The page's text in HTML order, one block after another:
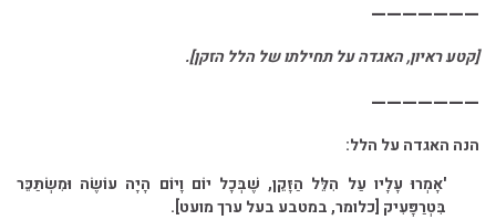
———————
[קטע ראיון, האגדה על תחילתו של הלל הזקן].
———————
הנה האגדה על הלל:
'אָמְרוּ עָלָיו עַל הִלֵּל הַזָּקֵן, שֶׁבְּכָל יוֹם וָיוֹם הָיָה עוֹשֶׂה וּמִשְׂתַּכֵּר
בִּטְרַפָּעִיק [כלומר, במטבע בעל ערך מועט].